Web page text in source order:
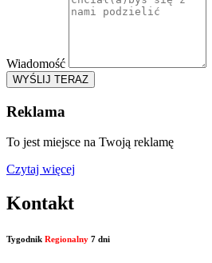
Wiadomość
WYŚLIJ TERAZ
Reklama
To jest miejsce na Twoją reklamę
Czytaj więcej
Kontakt
Tygodnik Regionalny 7 dni